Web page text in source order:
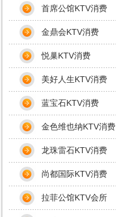
首席公馆KTV消费
金鼎会KTV消费
悦巢KTV消费
美好人生KTV消费
蓝宝石KTV消费
金色维也纳KTV消费
龙珠雷石KTV消费
尚都国际KTV消费
拉菲公馆KTV会所